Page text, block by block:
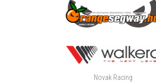
Novak Racing